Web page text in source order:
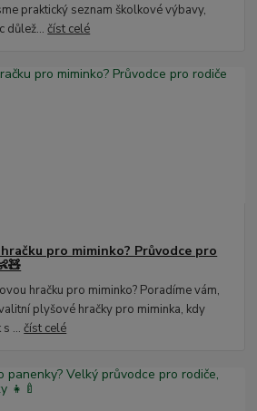
praktický seznam školkové výbavy,
důlež...číst celé
pro miminko? Průvodce pro
hračku pro miminko? Poradíme vám,
plyšové hračky pro miminka, kdy
s ...číst celé